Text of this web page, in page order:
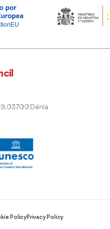
9. 03700 Dénia
PolicyPrivacy Policy